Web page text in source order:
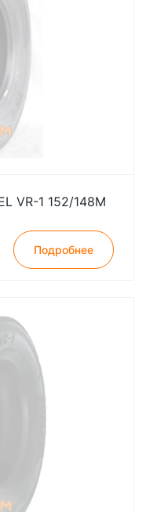
VR-1 152/148M
Подробнее